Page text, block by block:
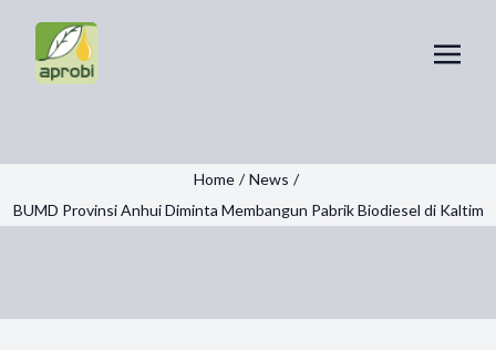
Home / News /
BUMD Provinsi Anhui Diminta Membangun Pabrik Biodiesel di Kaltim